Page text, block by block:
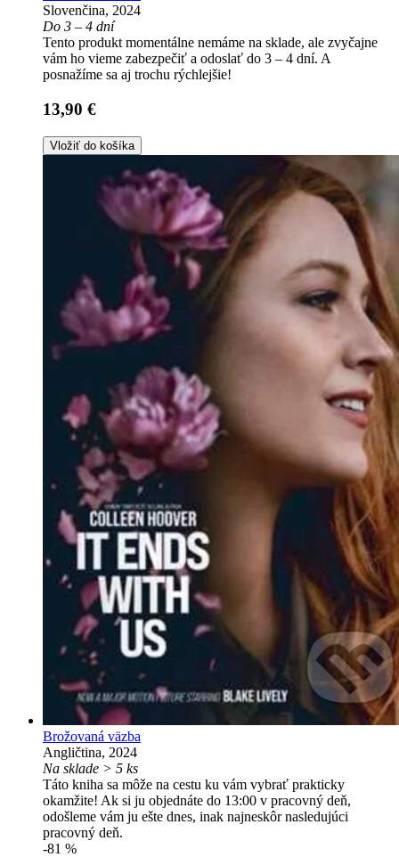
Slovenčina, 2024
Do 3 – 4 dní
Tento produkt momentálne nemáme na sklade, ale zvyčajne
vám ho vieme zabezpečiť a odoslať do 3 – 4 dní. A
posnažíme sa aj trochu rýchlejšie!
13,90 €
Vložiť do košíka
Brožovaná väzba
Angličtina, 2024
Na sklade > 5 ks
Táto kniha sa môže na cestu ku vám vybrať prakticky
okamžite! Ak si ju objednáte do 13:00 v pracovný deň,
odošleme vám ju ešte dnes, inak najneskôr nasledujúci
pracovný deň.
-81 %